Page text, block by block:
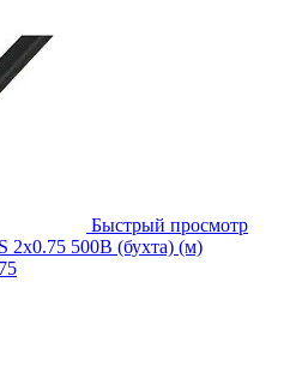
Быстрый просмотр
500В (бухта) (м)